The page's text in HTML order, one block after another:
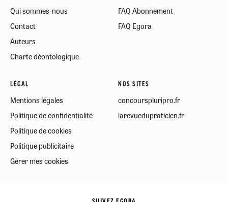
Qui sommes-nous
Contact
Auteurs
Charte déontologique
FAQ Abonnement
FAQ Egora
LÉGAL
Mentions légales
Politique de confidentialité
Politique de cookies
Politique publicitaire
Gérer mes cookies
NOS SITES
concourspluripro.fr
larevuedupraticien.fr